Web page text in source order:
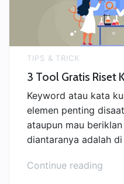
TIPS & TRICK
3 Tool Gratis Riset
Keyword atau kata
elemen penting
ataupun mau
diantaranya adalah di
Continue reading